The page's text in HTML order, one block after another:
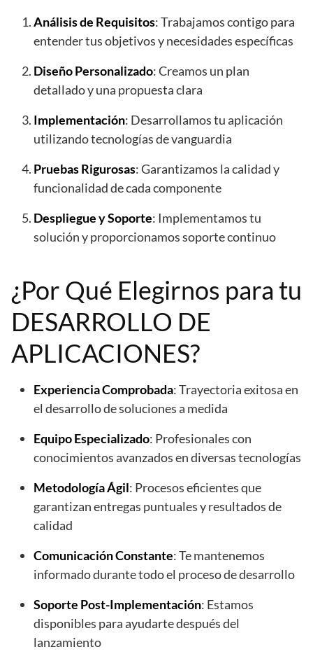
Análisis de Requisitos: Trabajamos contigo para
entender tus objetivos y necesidades específicas
Diseño Personalizado: Creamos un plan
detallado y una propuesta clara
Implementación: Desarrollamos tu aplicación
utilizando tecnologías de vanguardia
Pruebas Rigurosas: Garantizamos la calidad y
funcionalidad de cada componente
Despliegue y Soporte: Implementamos tu
solución y proporcionamos soporte continuo
¿Por Qué Elegirnos para tu
DESARROLLO DE
APLICACIONES?
Experiencia Comprobada: Trayectoria exitosa en
el desarrollo de soluciones a medida
Equipo Especializado: Profesionales con
conocimientos avanzados en diversas tecnologías
Metodología Ágil: Procesos eficientes que
garantizan entregas puntuales y resultados de
calidad
Comunicación Constante: Te mantenemos
informado durante todo el proceso de desarrollo
Soporte Post-Implementación: Estamos
disponibles para ayudarte después del
lanzamiento